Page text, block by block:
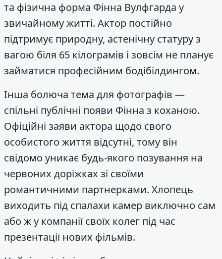
та фізична форма Фінна Вулфгарда у
звичайному житті. Актор постійно
підтримує природну, астенічну статуру з
вагою біля 65 кілограмів і зовсім не планує
займатися професійним бодібілдингом.
Інша болюча тема для фотографів —
спільні публічні появи Фінна з коханою.
Офіційні заяви актора щодо свого
особистого життя відсутні, тому він
свідомо уникає будь-якого позування на
червоних доріжках зі своїми
романтичними партнерками. Хлопець
виходить під спалахи камер виключно сам
або ж у компанії своїх колег під час
презентації нових фільмів.